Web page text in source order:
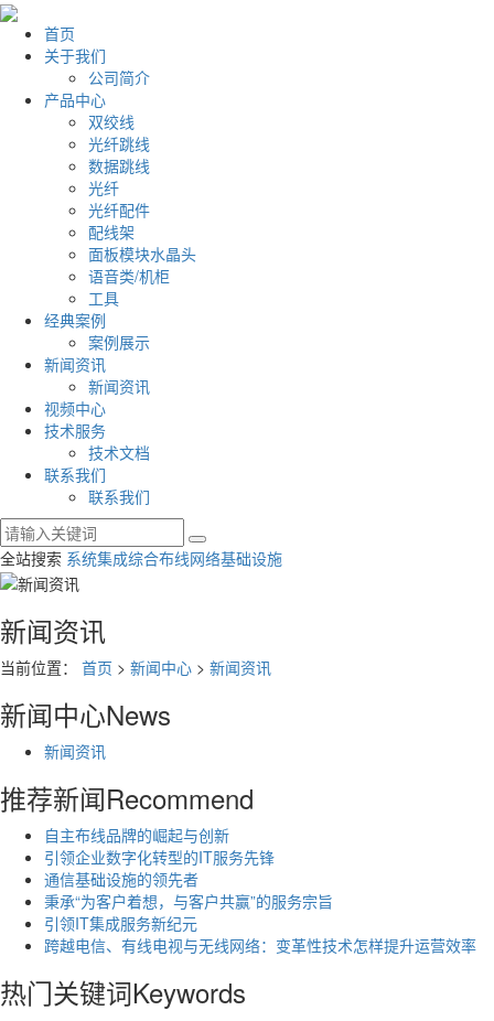
首页
关于我们
公司简介
产品中心
双绞线
光纤跳线
数据跳线
光纤
光纤配件
配线架
面板模块水晶头
语音类/机柜
工具
经典案例
案例展示
新闻资讯
新闻资讯
视频中心
技术服务
技术文档
联系我们
联系我们
全站搜索 系统集成综合布线网络基础设施
新闻资讯
当前位置： 首页 > 新闻中心 > 新闻资讯
新闻中心News
新闻资讯
推荐新闻Recommend
自主布线品牌的崛起与创新
引领企业数字化转型的IT服务先锋
通信基础设施的领先者
秉承“为客户着想，与客户共赢”的服务宗旨
引领IT集成服务新纪元
跨越电信、有线电视与无线网络：变革性技术怎样提升运营效率
热门关键词Keywords